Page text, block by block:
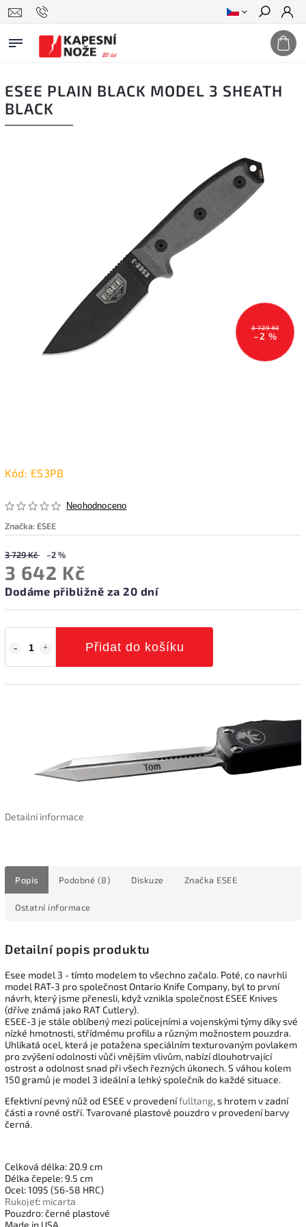
Hledat
ESEE PLAIN BLACK MODEL 3 SHEATH
BLACK
3 729 Kč
–2 %
Kód: ES3PB
Neohodnoceno
Značka: ESEE
3 729 Kč –2 %
3 642 Kč
Dodáme přibližně za 20 dní
Přidat do košíku
Detailní informace
Popis Podobné (8) Diskuze Značka ESEE
Ostatní informace
Detailní popis produktu
Esee model 3 - tímto modelem to všechno začalo. Poté, co navrhli
model RAT-3 pro společnost Ontario Knife Company, byl to první
návrh, který jsme přenesli, když vznikla společnost ESEE Knives
(dříve známá jako RAT Cutlery).
ESEE-3 je stále oblíbený mezi policejními a vojenskými týmy díky své
nízké hmotnosti, střídmému profilu a různým možnostem pouzdra.
Uhlíkatá ocel, která je potažena speciálním texturovaným povlakem
pro zvýšení odolnosti vůči vnějším vlivům, nabízí dlouhotrvající
ostrost a odolnost snad při všech řezných úkonech. S váhou kolem
150 gramů je model 3 ideální a lehký společník do každé situace.
Efektivní pevný nůž od ESEE v provedenífulltang, s hrotem v zadní
části a rovné ostří. Tvarované plastové pouzdro v provedení barvy
černá.
Celková délka: 20.9 cm
Délka čepele: 9.5 cm
Ocel: 1095 (56-58 HRC)
Rukojeť: micarta
Pouzdro: černé plastové